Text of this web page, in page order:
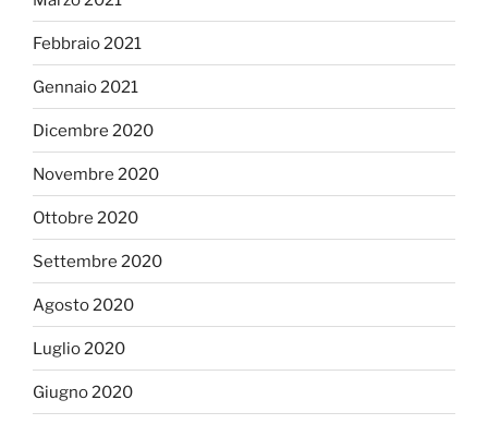
Febbraio 2021
Gennaio 2021
Dicembre 2020
Novembre 2020
Ottobre 2020
Settembre 2020
Agosto 2020
Luglio 2020
Giugno 2020